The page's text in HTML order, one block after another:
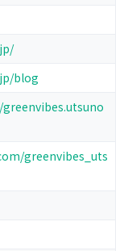
blog
greenvibes_uts